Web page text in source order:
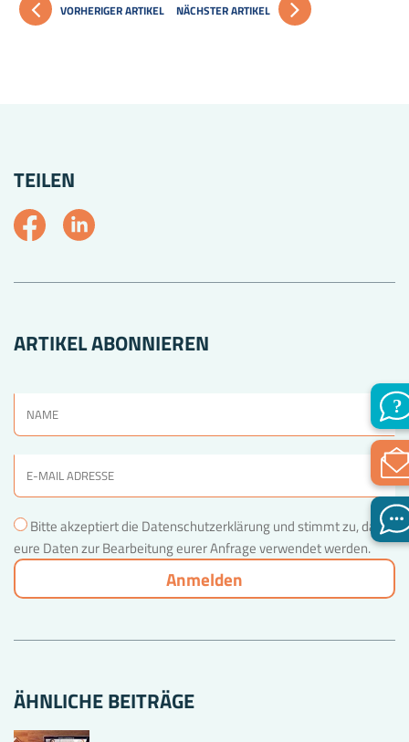
VORHERIGER ARTIKEL NÄCHSTER ARTIKEL
TEILEN
ARTIKEL ABONNIEREN
Bitte akzeptiert die Datenschutzerklärung und stimmt zu, dass
eure Daten zur Bearbeitung eurer Anfrage verwendet werden.
ÄHNLICHE BEITRÄGE